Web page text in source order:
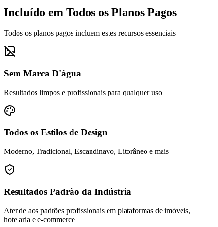
Incluído em Todos os Planos Pagos
Todos os planos pagos incluem estes recursos essenciais
Sem Marca D'água
Resultados limpos e profissionais para qualquer uso
Todos os Estilos de Design
Moderno, Tradicional, Escandinavo, Litorâneo e mais
Resultados Padrão da Indústria
Atende aos padrões profissionais em plataformas de imóveis,
hotelaria e e-commerce